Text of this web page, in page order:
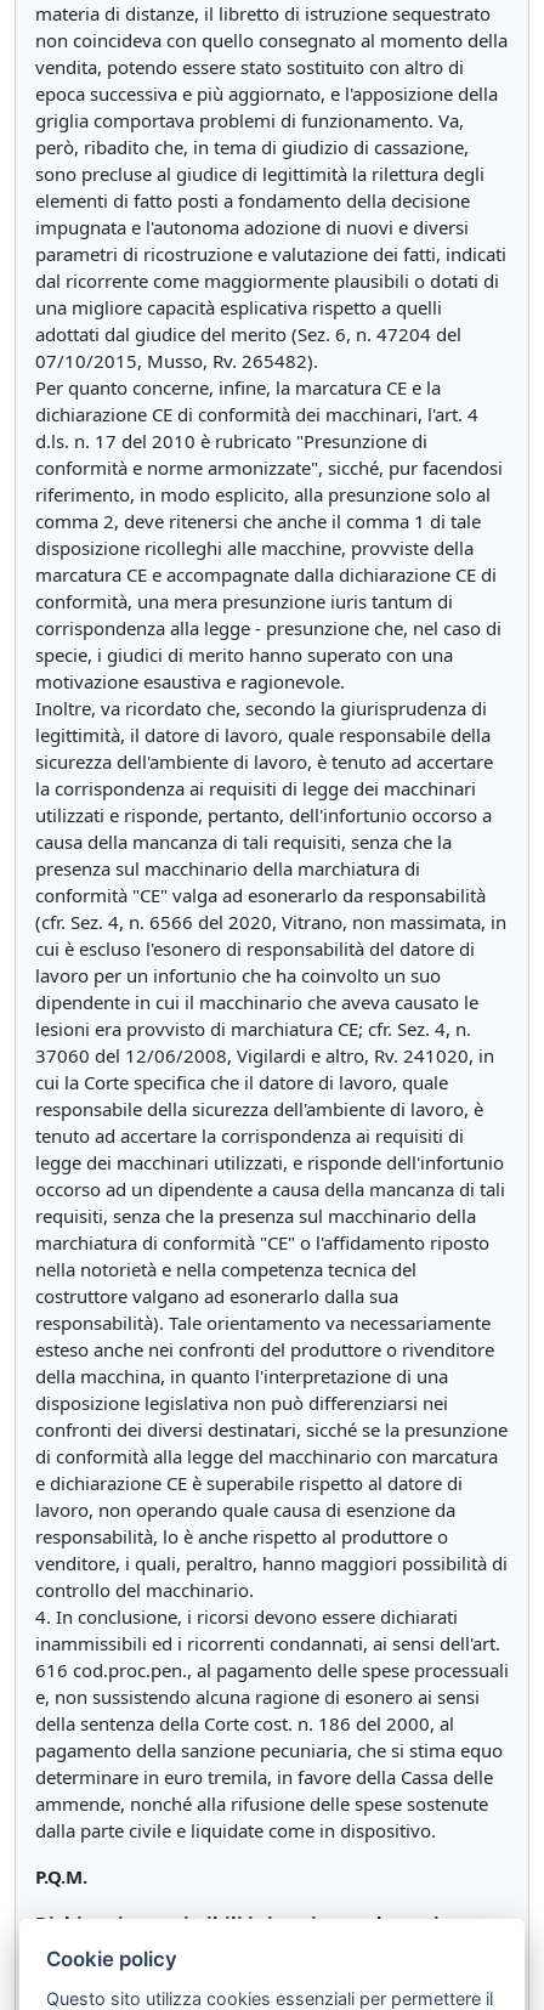
materia di distanze, il libretto di istruzione sequestrato
non coincideva con quello consegnato al momento della
vendita, potendo essere stato sostituito con altro di
epoca successiva e più aggiornato, e l'apposizione della
griglia comportava problemi di funzionamento. Va,
però, ribadito che, in tema di giudizio di cassazione,
sono precluse al giudice di legittimità la rilettura degli
elementi di fatto posti a fondamento della decisione
impugnata e l'autonoma adozione di nuovi e diversi
parametri di ricostruzione e valutazione dei fatti, indicati
dal ricorrente come maggiormente plausibili o dotati di
una migliore capacità esplicativa rispetto a quelli
adottati dal giudice del merito (Sez. 6, n. 47204 del
07/10/2015, Musso, Rv. 265482).
Per quanto concerne, infine, la marcatura CE e la
dichiarazione CE di conformità dei macchinari, l'art. 4
d.ls. n. 17 del 2010 è rubricato "Presunzione di
conformità e norme armonizzate", sicché, pur facendosi
riferimento, in modo esplicito, alla presunzione solo al
comma 2, deve ritenersi che anche il comma 1 di tale
disposizione ricolleghi alle macchine, provviste della
marcatura CE e accompagnate dalla dichiarazione CE di
conformità, una mera presunzione iuris tantum di
corrispondenza alla legge - presunzione che, nel caso di
specie, i giudici di merito hanno superato con una
motivazione esaustiva e ragionevole.
Inoltre, va ricordato che, secondo la giurisprudenza di
legittimità, il datore di lavoro, quale responsabile della
sicurezza dell'ambiente di lavoro, è tenuto ad accertare
la corrispondenza ai requisiti di legge dei macchinari
utilizzati e risponde, pertanto, dell'infortunio occorso a
causa della mancanza di tali requisiti, senza che la
presenza sul macchinario della marchiatura di
conformità "CE" valga ad esonerarlo da responsabilità
(cfr. Sez. 4, n. 6566 del 2020, Vitrano, non massimata, in
cui è escluso l'esonero di responsabilità del datore di
lavoro per un infortunio che ha coinvolto un suo
dipendente in cui il macchinario che aveva causato le
lesioni era provvisto di marchiatura CE; cfr. Sez. 4, n.
37060 del 12/06/2008, Vigilardi e altro, Rv. 241020, in
cui la Corte specifica che il datore di lavoro, quale
responsabile della sicurezza dell'ambiente di lavoro, è
tenuto ad accertare la corrispondenza ai requisiti di
legge dei macchinari utilizzati, e risponde dell'infortunio
occorso ad un dipendente a causa della mancanza di tali
requisiti, senza che la presenza sul macchinario della
marchiatura di conformità "CE" o l'affidamento riposto
nella notorietà e nella competenza tecnica del
costruttore valgano ad esonerarlo dalla sua
responsabilità). Tale orientamento va necessariamente
esteso anche nei confronti del produttore o rivenditore
della macchina, in quanto l'interpretazione di una
disposizione legislativa non può differenziarsi nei
confronti dei diversi destinatari, sicché se la presunzione
di conformità alla legge del macchinario con marcatura
e dichiarazione CE è superabile rispetto al datore di
lavoro, non operando quale causa di esenzione da
responsabilità, lo è anche rispetto al produttore o
venditore, i quali, peraltro, hanno maggiori possibilità di
controllo del macchinario.
4. In conclusione, i ricorsi devono essere dichiarati
inammissibili ed i ricorrenti condannati, ai sensi dell'art.
616 cod.proc.pen., al pagamento delle spese processuali
e, non sussistendo alcuna ragione di esonero ai sensi
della sentenza della Corte cost. n. 186 del 2000, al
pagamento della sanzione pecuniaria, che si stima equo
determinare in euro tremila, in favore della Cassa delle
ammende, nonché alla rifusione delle spese sostenute
dalla parte civile e liquidate come in dispositivo.
P.Q.M.
Dichiara inammissibili i ricorsi e condanna i
ricorrenti al pagamento delle spese processuali e
della somma di euro tremila ciascuno in favore
della cassa delle ammende nonché alla rifusione
Cookie policy
Questo sito utilizza cookies essenziali per permettere il